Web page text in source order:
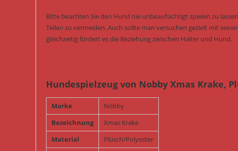
Bitte beachten Sie den Hund nie unbeaufsichtigt spielen zu
Teilen zu vermeiden. Auch sollte man versuchen gezielt mit
gleichzeitig fördert es die Beziehung zwischen Halter und Hund.
Hundespielzeug von Nobby Xmas Krake,
Marke
Nobby
Bezeichnung
Xmas Krake
Material
Plüsch/Polyester